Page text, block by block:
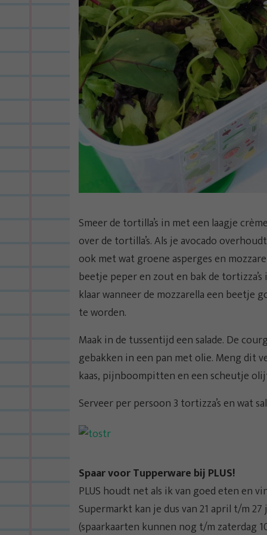
Smeer de tortilla’s in met een laagje
over de tortilla’s. Als je avocado
ook met wat groene asperges en
beetje peper en zout en bak de
klaar wanneer de mozzarella een
te worden.
Maak in de tussentijd een salade. De
gebakken in een pan met olie. Meng dit
kaas, pijnboompitten en een scheutje
Serveer per persoon 3 tortizza’s en wat
Spaar voor Tupperware bij PLUS!
PLUS houdt net als ik van goed eten en
Supermarkt kan je dus van 21 april t/m 27
(spaarkaarten kunnen nog t/m zaterdag